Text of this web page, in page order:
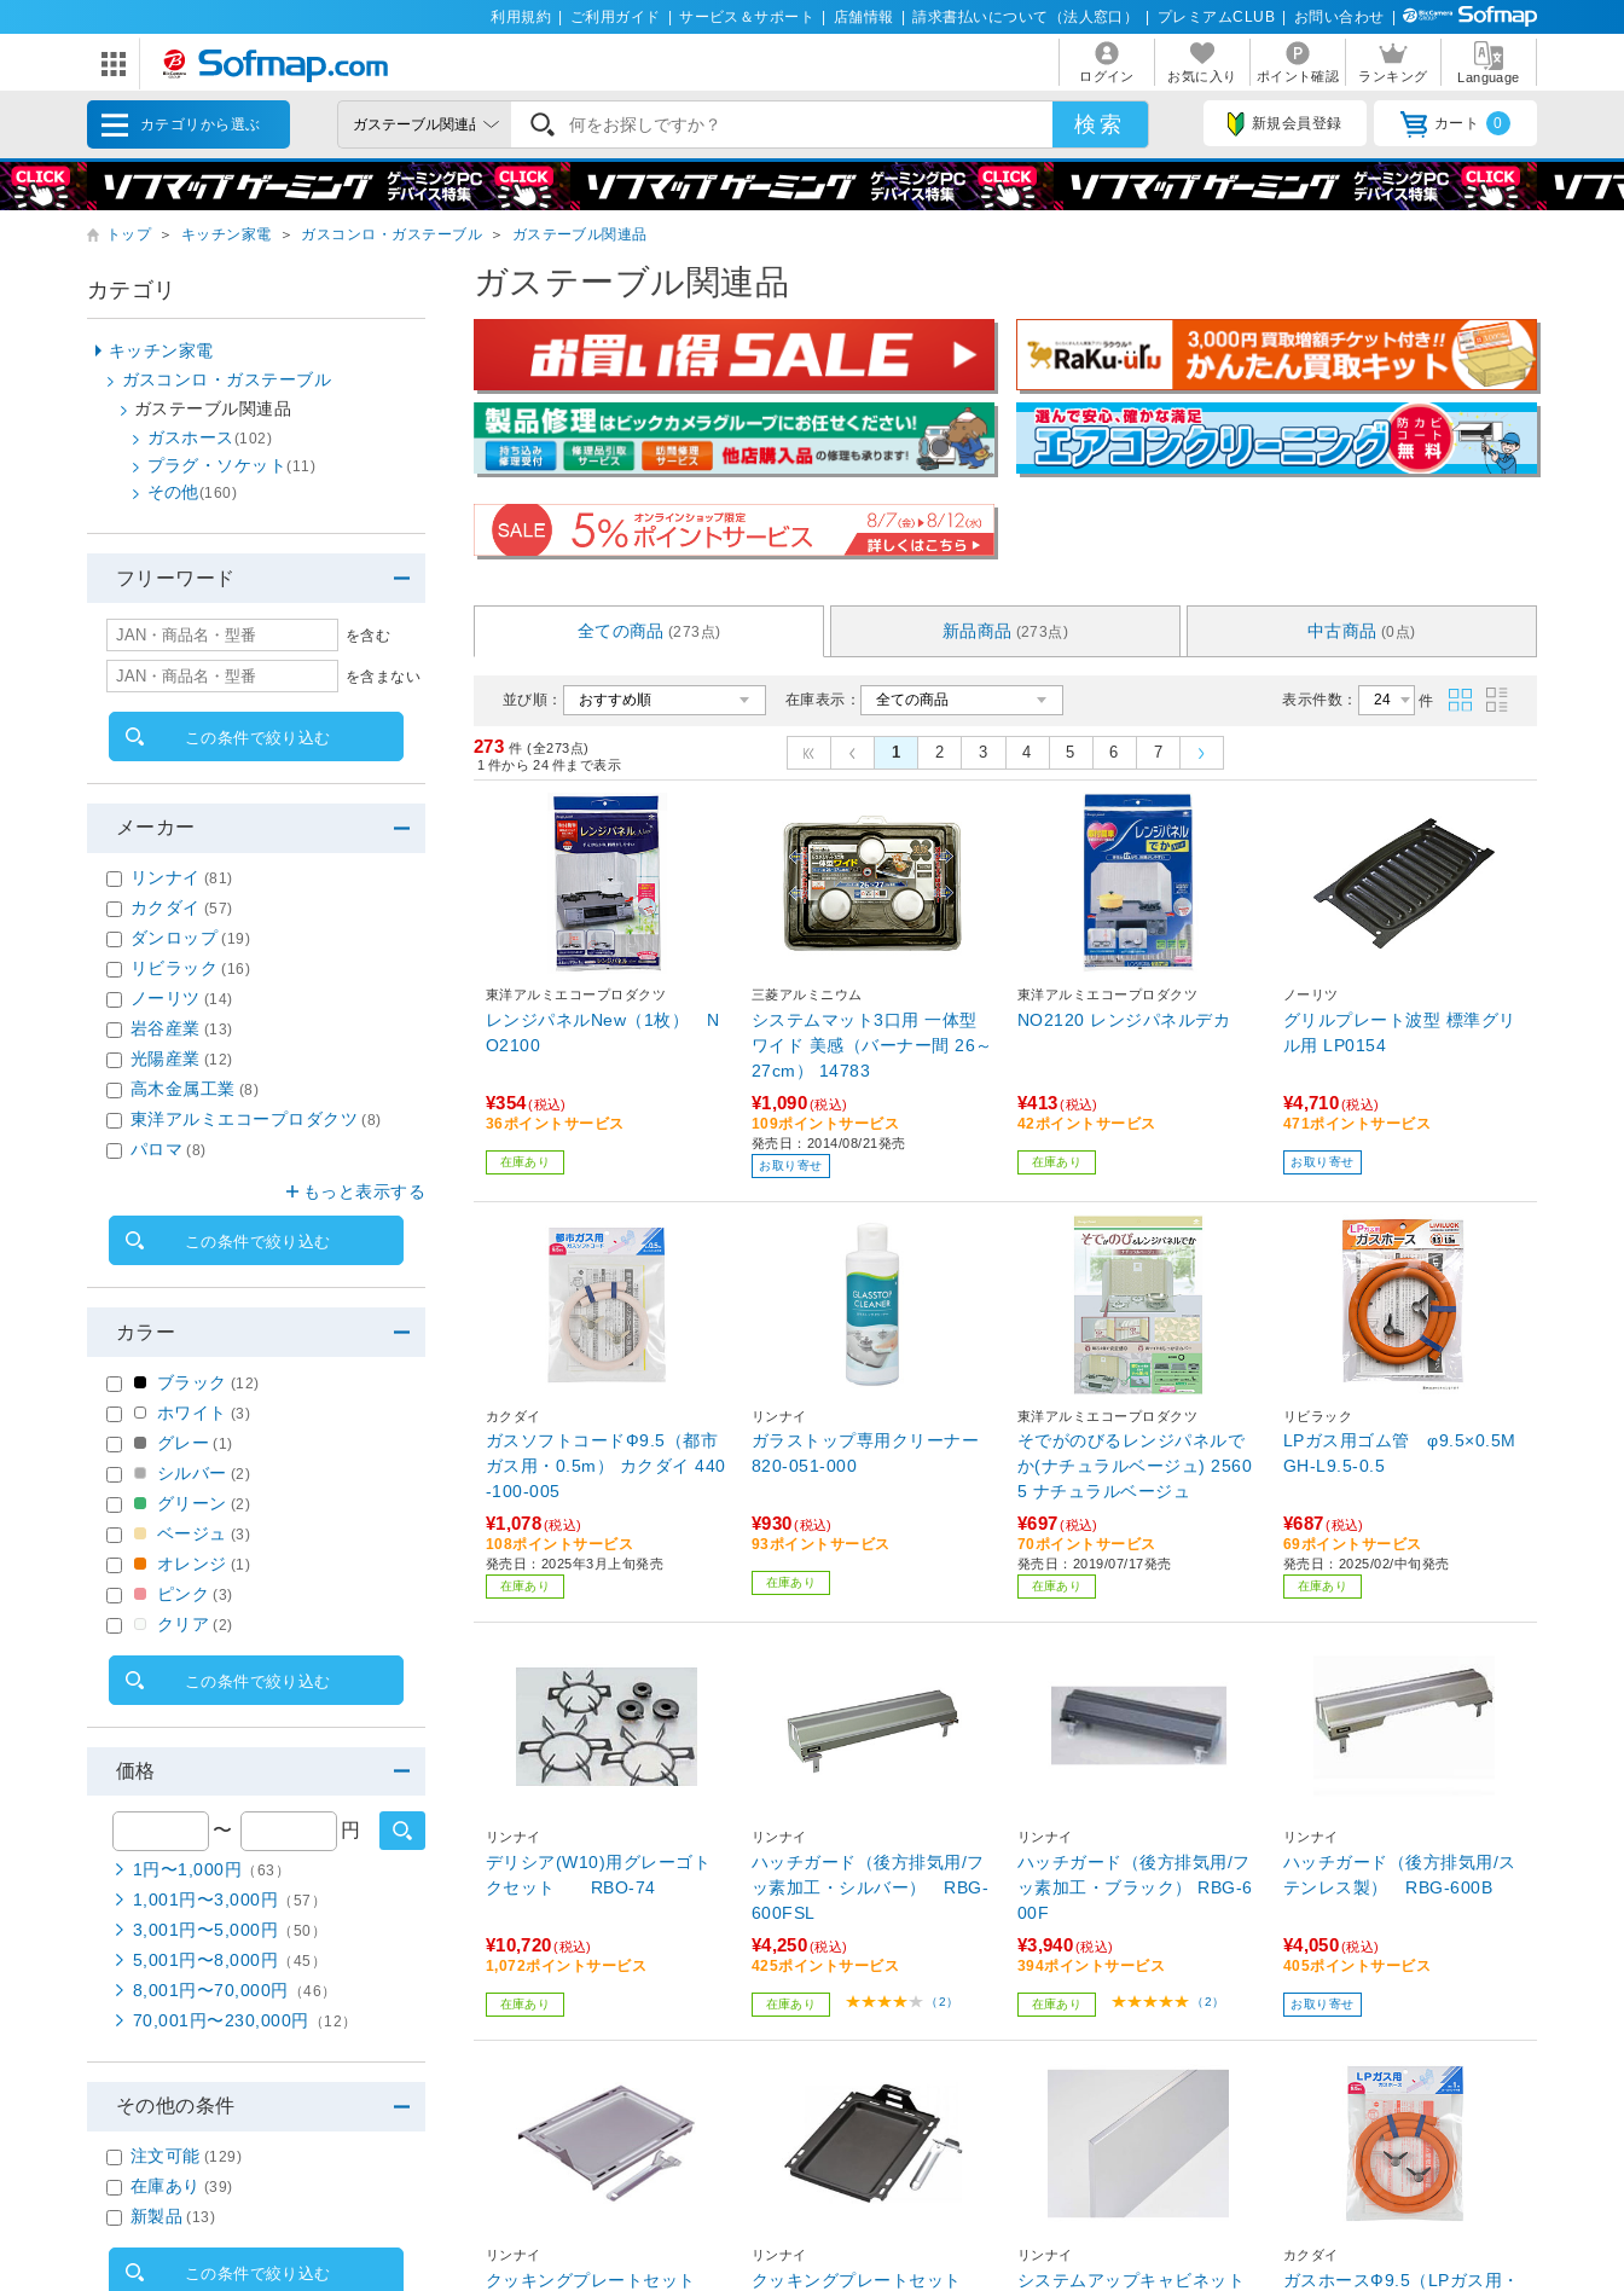
利用規約 ご利用ガイド サービス＆サポート 店舗情報 請求書払いについて（法人窓口） プレミアムCLUB お問い合わせ
ログイン お気に入り ポイント確認 ランキング Language
カテゴリから選ぶ 新規会員登録 カート 0
トップ ＞ キッチン家電 ＞ ガスコンロ・ガステーブル ＞ ガステーブル関連品
ガステーブル関連品
全ての商品 (273点) 新品商品 (273点) 中古商品 (0点)
並び順： 在庫表示： 表示件数： 件
273 件 (全273点)
1 件から 24 件まで表示
1 2 3 4 5 6 7
東洋アルミエコープロダクツ
レンジパネルNew（1枚） N
O2100
¥354(税込)
36ポイントサービス
在庫あり
三菱アルミニウム
システムマット3口用 一体型
ワイド 美感（バーナー間 26～
27cm） 14783
¥1,090(税込)
109ポイントサービス
発売日：2014/08/21発売
お取り寄せ
東洋アルミエコープロダクツ
NO2120 レンジパネルデカ
¥413 (税込)
42ポイントサービス
在庫あり
ノーリツ
グリルプレート波型 標準グリ
ル用 LP0154
¥4,710(税込)
471ポイントサービス
お取り寄せ
カクダイ
ガスソフトコードФ9.5（都市
ガス用・0.5m） カクダイ 440
-100-005
¥1,078(税込)
108ポイントサービス
発売日：2025年3月上旬発売
在庫あり
リンナイ
ガラストップ専用クリーナー
820-051-000
¥930 (税込)
93ポイントサービス
在庫あり
東洋アルミエコープロダクツ
そでがのびるレンジパネルで
か(ナチュラルベージュ) 2560
5 ナチュラルベージュ
¥697 (税込)
70ポイントサービス
発売日：2019/07/17発売
在庫あり
リビラック
LPガス用ゴム管 φ9.5×0.5M
GH-L9.5-0.5
¥687 (税込)
69ポイントサービス
発売日：2025/02/中旬発売
在庫あり
リンナイ
デリシア(W10)用グレーゴト
クセット RBO-74
¥10,720(税込)
1,072ポイントサービス
在庫あり
リンナイ
ハッチガード（後方排気用/フ
ッ素加工・シルバー） RBG-
600FSL
¥4,250(税込)
425ポイントサービス
在庫あり （2）
リンナイ
ハッチガード（後方排気用/フ
ッ素加工・ブラック） RBG-6
00F
¥3,940(税込)
394ポイントサービス
在庫あり （2）
リンナイ
ハッチガード（後方排気用/ス
テンレス製） RBG-600B
¥4,050(税込)
405ポイントサービス
お取り寄せ
リンナイ
クッキングプレートセット
リンナイ
クッキングプレートセット
リンナイ
システムアップキャビネット
カクダイ
ガスホースФ9.5（LPガス用・
カテゴリ
キッチン家電
ガスコンロ・ガステーブル
ガステーブル関連品
ガスホース (102)
プラグ・ソケット(11)
その他(160)
フリーワード
を含む
を含まない
この条件で絞り込む
メーカー
リンナイ (81)
カクダイ (57)
ダンロップ (19)
リビラック (16)
ノーリツ (14)
岩谷産業 (13)
光陽産業 (12)
高木金属工業 (8)
東洋アルミエコープロダクツ (8)
パロマ (8)
もっと表示する
この条件で絞り込む
カラー
ブラック (12)
ホワイト (3)
グレー (1)
シルバー (2)
グリーン (2)
ベージュ (3)
オレンジ (1)
ピンク (3)
クリア (2)
この条件で絞り込む
価格
〜 円
1円〜1,000円 （63）
1,001円〜3,000円 （57）
3,001円〜5,000円 （50）
5,001円〜8,000円 （45）
8,001円〜70,000円 （46）
70,001円〜230,000円 （12）
その他の条件
注文可能 (129)
在庫あり (39)
新製品 (13)
この条件で絞り込む